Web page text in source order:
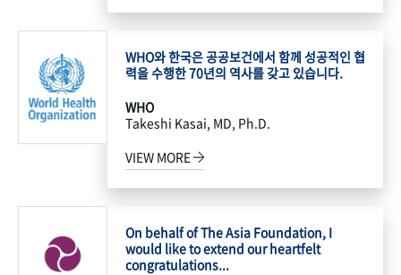
WHO와 한국은 공공보건에서 함께 성공적인 협
력을 수행한 70년의 역사를 갖고 있습니다.
WHO
Takeshi Kasai, MD, Ph.D.
VIEW MORE
On behalf of The Asia Foundation, I
would like to extend our heartfelt
congratulations...